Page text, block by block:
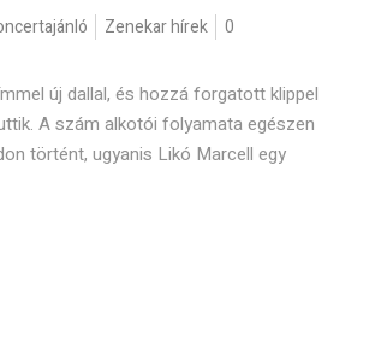
Zenekar hírek
0
új dallal, és hozzá forgatott klippel
A szám alkotói folyamata egészen
történt, ugyanis Likó Marcell egy